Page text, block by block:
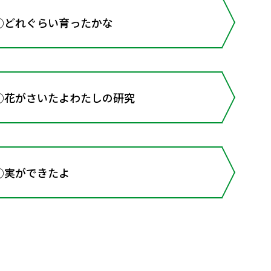
れぐらい育ったかな
がさいたよわたしの研究
ができたよ